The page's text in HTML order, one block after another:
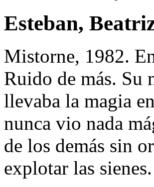
Esteban,
Mistorne, 1982.
Ruido de más. Su
llevaba la magia
nunca vio nada
de los demás sin
explotar las sienes.